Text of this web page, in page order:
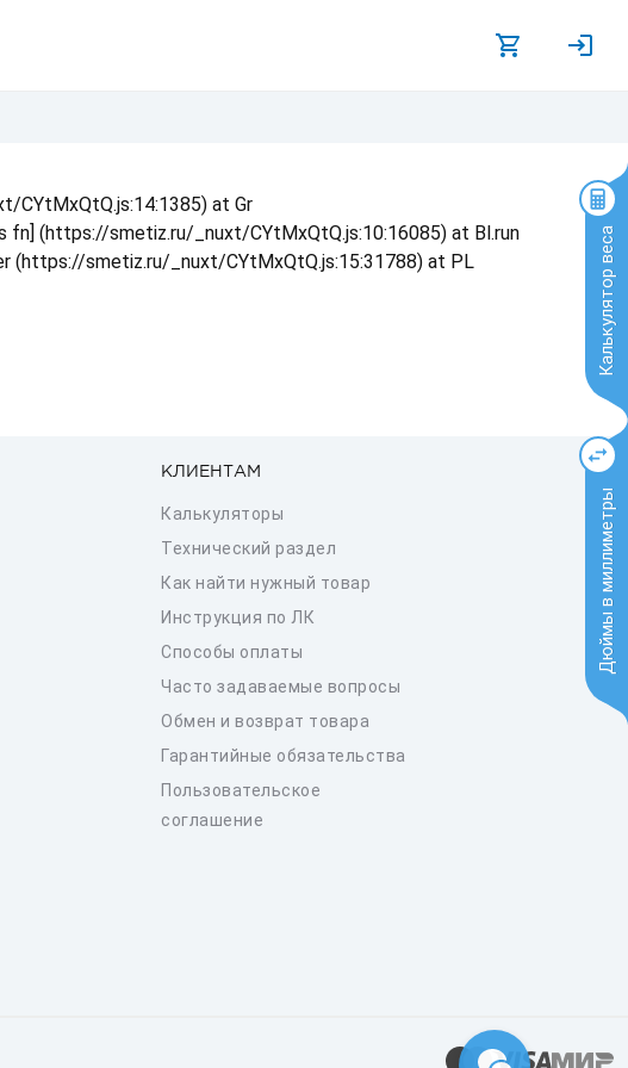
Калькулятор веса
Дюймы в миллиметры
CYtMxQtQ.js:14:1385) at Gr
(https://smetiz.ru/_nuxt/CYtMxQtQ.js:10:16085) at Bl.run
(https://smetiz.ru/_nuxt/CYtMxQtQ.js:15:31788) at PL
КЛИЕНТАМ
Калькуляторы
Технический раздел
Как найти нужный товар
Инструкция по ЛК
Способы оплаты
Часто задаваемые вопросы
Обмен и возврат товара
Гарантийные обязательства
Пользовательское
соглашение